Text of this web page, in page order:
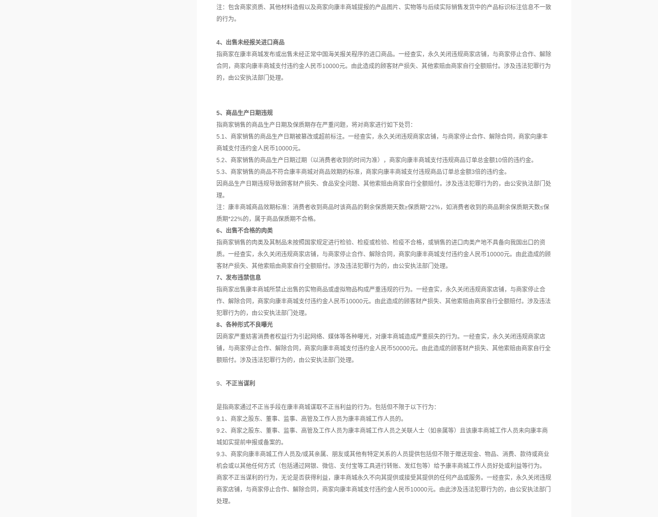
注：包含商家资质、其他材料造假以及商家向康丰商城提报的产品图片、实物等与后续实际销售发货中的产品标识标注信息不一致
的行为。
4、出售未经报关进口商品
指商家在康丰商城发布或出售未经正常中国海关报关程序的进口商品。一经查实，永久关闭违规商家店铺，与商家停止合作、解除
合同，商家向康丰商城支付违约金人民币10000元。由此造成的顾客财产损失、其他索赔由商家自行全额赔付。涉及违法犯罪行为
的，由公安执法部门处理。
5、商品生产日期违规
指商家销售的商品生产日期及保质期存在严重问题，将对商家进行如下处罚：
5.1、商家销售的商品生产日期被篡改或超前标注。一经查实，永久关闭违规商家店铺，与商家停止合作、解除合同，商家向康丰
商城支付违约金人民币10000元。
5.2、商家销售的商品生产日期过期（以消费者收到的时间为准），商家向康丰商城支付违规商品订单总金额10倍的违约金。
5.3、商家销售的商品不符合康丰商城对商品效期的标准，商家向康丰商城支付违规商品订单总金额3倍的违约金。
因商品生产日期违规导致顾客财产损失、食品安全问题、其他索赔由商家自行全额赔付。涉及违法犯罪行为的，由公安执法部门处
理。
注：康丰商城商品效期标准：消费者收到商品时该商品的剩余保质期天数≥保质期*22%，如消费者收到的商品剩余保质期天数≤保
质期*22%的，属于商品保质期不合格。
6、出售不合格的肉类
指商家销售的肉类及其制品未按照国家规定进行检验、检疫或检验、检疫不合格，或销售的进口肉类产地不具备向我国出口的资
质。一经查实，永久关闭违规商家店铺，与商家停止合作、解除合同，商家向康丰商城支付违约金人民币10000元。由此造成的顾
客财产损失、其他索赔由商家自行全额赔付。涉及违法犯罪行为的，由公安执法部门处理。
7、发布违禁信息
指商家出售康丰商城所禁止出售的实物商品或虚拟物品构成严重违规的行为。一经查实，永久关闭违规商家店铺，与商家停止合
作、解除合同，商家向康丰商城支付违约金人民币10000元。由此造成的顾客财产损失、其他索赔由商家自行全额赔付。涉及违法
犯罪行为的，由公安执法部门处理。
8、各种形式不良曝光
因商家严重妨害消费者权益行为引起网络、媒体等各种曝光，对康丰商城造成严重损失的行为。一经查实，永久关闭违规商家店
铺，与商家停止合作、解除合同，商家向康丰商城支付违约金人民币50000元。由此造成的顾客财产损失、其他索赔由商家自行全
额赔付。涉及违法犯罪行为的，由公安执法部门处理。
9、 不正当谋利
是指商家通过不正当手段在康丰商城谋取不正当利益的行为。包括但不限于以下行为：
9.1、商家之股东、董事、监事、高管及工作人员为康丰商城工作人员的。
9.2、商家之股东、董事、监事、高管及工作人员为康丰商城工作人员之关联人士（如亲属等）且该康丰商城工作人员未向康丰商
城如实提前申报或备案的。
9.3、商家向康丰商城工作人员及/或其亲属、朋友或其他有特定关系的人员提供包括但不限于赠送现金、物品、消费、款待或商业
机会或以其他任何方式（包括通过网银、微信、支付宝等工具进行转账、发红包等）给予康丰商城工作人员好处或利益等行为。
商家不正当谋利的行为，无论是否获得利益，康丰商城永久不向其提供或接受其提供的任何产品或服务。一经查实，永久关闭违规
商家店铺，与商家停止合作、解除合同，商家向康丰商城支付违约金人民币10000元。由此涉及违法犯罪行为的，由公安执法部门
处理。